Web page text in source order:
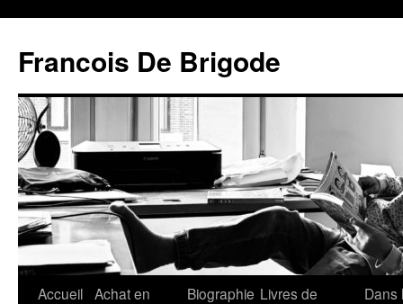
Francois De Brigode
Accueil Achat en
Biographie Livres de
Dans